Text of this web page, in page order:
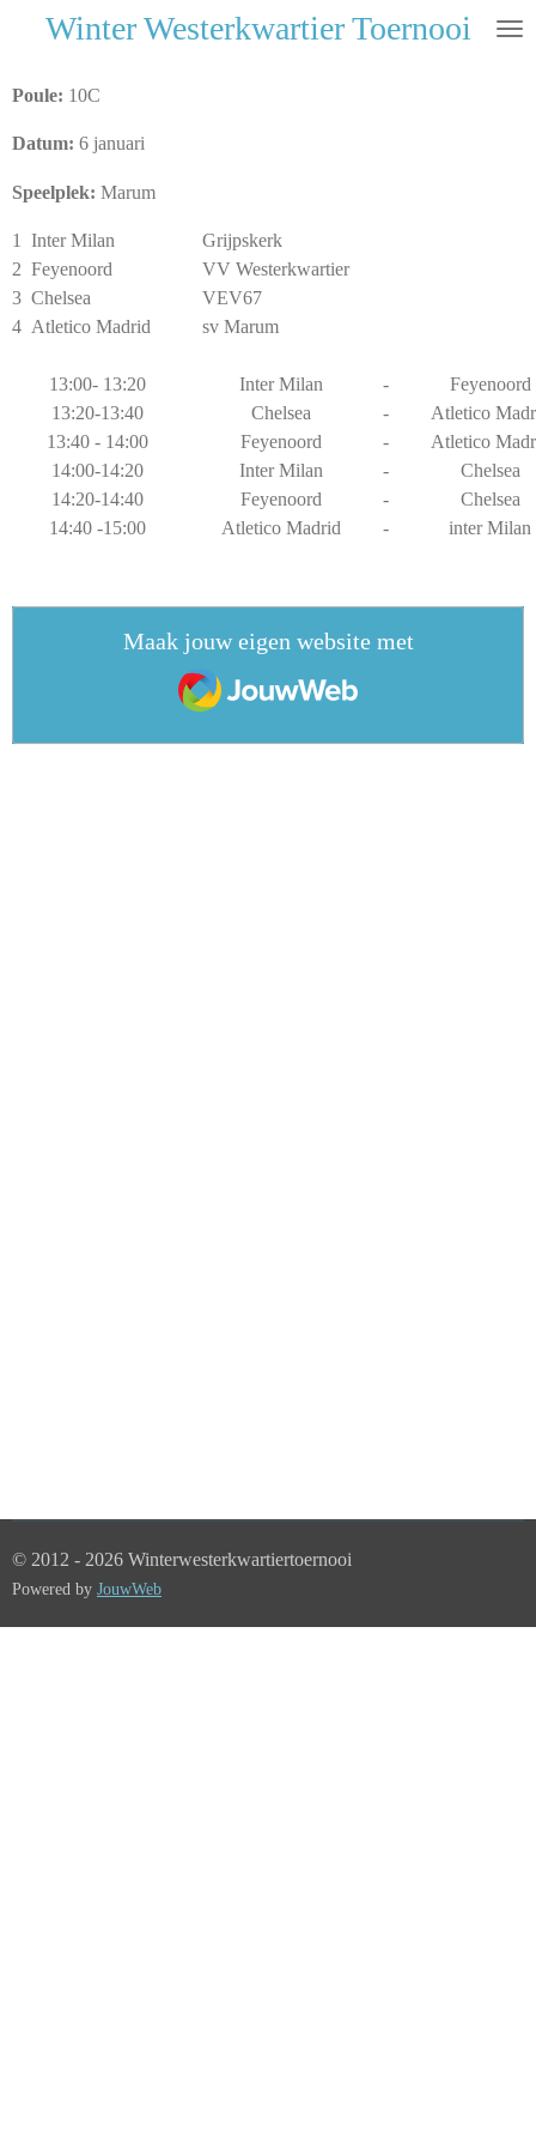
hoofdinhoud
Winter Westerkwartier Toernooi
Poule: 10C
Datum: 6 januari
Speelplek: Marum
1 Inter Milan
Grijpskerk
2 Feyenoord
VV Westerkwartier
3 Chelsea
VEV67
4 Atletico Madrid sv Marum
13:00- 13:20 Inter Milan -
Feyenoord
13:20-13:40
Chelsea -
Atletico
13:40 - 14:00
Feyenoord -
Atletico
14:00-14:20
Inter Milan -
Chelsea
14:20-14:40
Feyenoord -
Chelsea
14:40 -15:00
Atletico Madrid - inter Milan
Maak jouw eigen website met
JouwWeb
© 2012 - 2026 Winterwesterkwartiertoernooi
Powered by JouwWeb